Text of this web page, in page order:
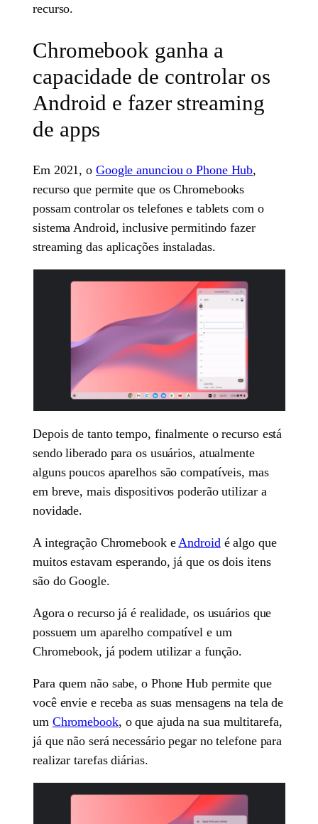
recurso.
Chromebook ganha a
capacidade de controlar os
Android e fazer streaming
de apps
Em 2021, o Google anunciou o Phone Hub,
recurso que permite que os Chromebooks
possam controlar os telefones e tablets com o
sistema Android, inclusive permitindo fazer
streaming das aplicações instaladas.
Depois de tanto tempo, finalmente o recurso está
sendo liberado para os usuários, atualmente
alguns poucos aparelhos são compatíveis, mas
em breve, mais dispositivos poderão utilizar a
novidade.
A integração Chromebook e Android é algo que
muitos estavam esperando, já que os dois itens
são do Google.
Agora o recurso já é realidade, os usuários que
possuem um aparelho compatível e um
Chromebook, já podem utilizar a função.
Para quem não sabe, o Phone Hub permite que
você envie e receba as suas mensagens na tela de
um Chromebook, o que ajuda na sua multitarefa,
já que não será necessário pegar no telefone para
realizar tarefas diárias.